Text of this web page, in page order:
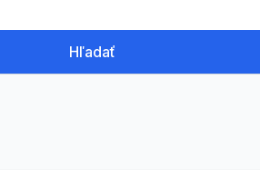
Hľadať